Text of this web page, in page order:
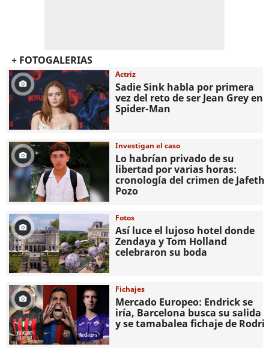
+ FOTOGALERIAS
Actriz
Sadie Sink habla por primera
vez del reto de ser Jean Grey en
Spider-Man
Investigan el caso
Lo habrían privado de su
libertad por varias horas:
cronología del crimen de Jafeth
Pozo
Fotos
Así luce el lujoso hotel donde
Zendaya y Tom Holland
celebraron su boda
Fichajes
Mercado Europeo: Endrick se
iría, Barcelona busca su salida
y se tamabalea fichaje de Rodri